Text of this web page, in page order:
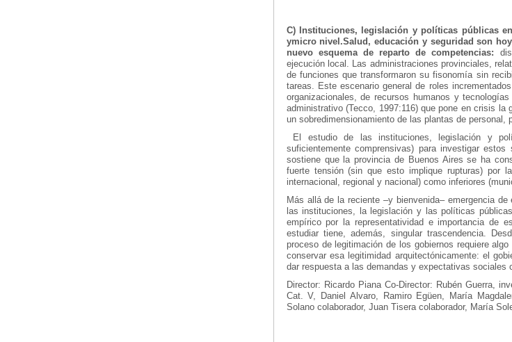
C) Instituciones, legislación y políticas públicas
ymicro nivel.Salud, educación y seguridad son
nuevo esquema de reparto de competencias:
ejecución local. Las administraciones provinciales,
de funciones que transformaron su fisonomía sin
tareas. Este escenario general de roles
organizacionales, de recursos humanos y
administrativo (Tecco, 1997:116) que pone en crisis
un sobredimensionamiento de las plantas de
El estudio de las instituciones, legislación y
suficientemente comprensivas) para investigar
sostiene que la provincia de Buenos Aires se ha
fuerte tensión (sin que esto implique rupturas) por
internacional, regional y nacional) como inferiores
Más allá de la reciente –y bienvenida– emergencia
las instituciones, la legislación y las políticas
empírico por la representatividad e importancia de
estudiar tiene, además, singular trascendencia.
proceso de legitimación de los gobiernos requiere
conservar esa legitimidad arquitectónicamente: el
dar respuesta a las demandas y expectativas sociales
Director: Ricardo Piana Co-Director: Rubén Guerra,
Cat. V, Daniel Alvaro, Ramiro Egüen, María
Solano colaborador, Juan Tisera colaborador, María